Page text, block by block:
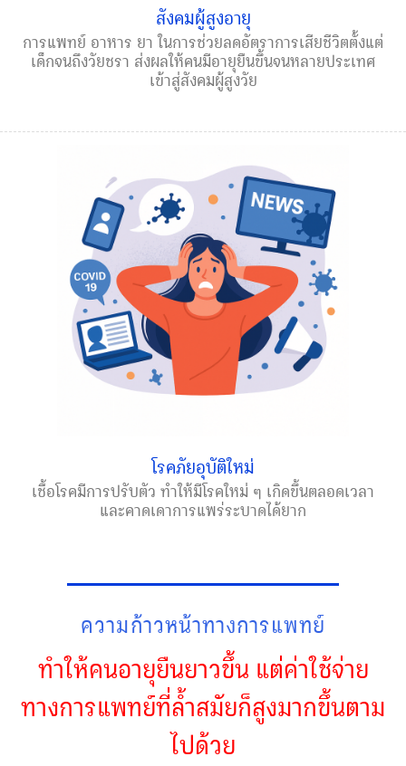
สังคมผู้สูงอายุ
การแพทย์ อาหาร ยา ในการช่วยลดอัตราการเสียชีวิตตั้งแต่
เด็กจนถึงวัยชรา ส่งผลให้คนมีอายุยืนขึ้นจนหลายประเทศ
เข้าสู่สังคมผู้สูงวัย
โรคภัยอุบัติใหม่
เชื้อโรคมีการปรับตัว ทำให้มีโรคใหม่ ๆ เกิดขึ้นตลอดเวลา
และคาดเดาการแพร่ระบาดได้ยาก
ความก้าวหน้าทางการแพทย์
ทำให้คนอายุยืนยาวขึ้น แต่ค่าใช้จ่าย
ทางการแพทย์ที่ล้ำสมัยก็สูงมากขึ้นตาม
ไปด้วย